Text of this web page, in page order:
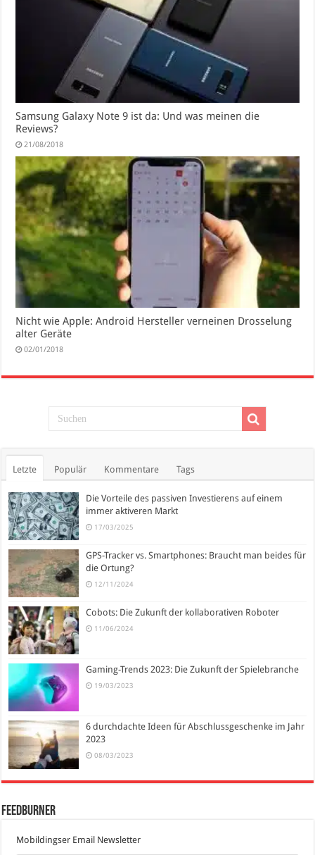
Samsung Galaxy Note 9 ist da: Und was meinen die
Reviews?
21/08/2018
Nicht wie Apple: Android Hersteller verneinen Drosselung
alter Geräte
02/01/2018
Letzte Populär Kommentare Tags
Die Vorteile des passiven Investierens auf einem
immer aktiveren Markt
17/03/2025
GPS-Tracker vs. Smartphones: Braucht man beides für
die Ortung?
12/11/2024
Cobots: Die Zukunft der kollaborativen Roboter
11/06/2024
Gaming-Trends 2023: Die Zukunft der Spielebranche
19/03/2023
6 durchdachte Ideen für Abschlussgeschenke im Jahr
2023
08/03/2023
FeedBurner
Mobildingser Email Newsletter